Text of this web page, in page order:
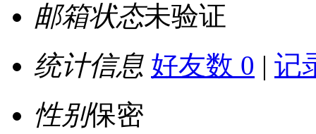
邮箱状态未验证
统计信息 好友数 0 | 记
性别保密